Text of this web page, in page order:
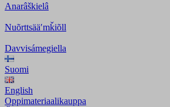
Anarâškielâ
Nuõrttsääʹmǩiõll
Davvisámegiella
Suomi
English
Oppimateriaalikauppa